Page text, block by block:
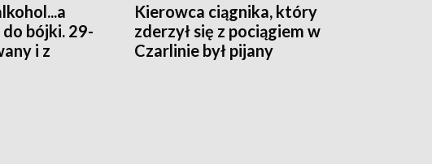
bójki. 29-
i z
Kierowca ciągnika, który
zderzył się z pociągiem w
Czarlinie był pijany